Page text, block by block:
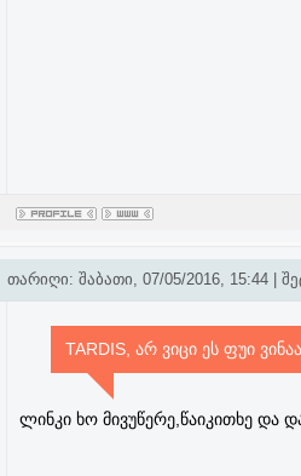
თარიღი: შაბათი, 07/05/2016, 15:44 |
TARDIS, არ ვიცი ეს ფუი
ლინკი ხო მივუწერე,წაიკითხე და